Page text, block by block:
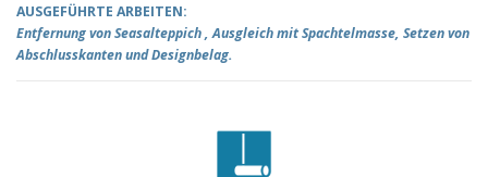
AUSGEFÜHRTE ARBEITEN:
Entfernung von Seasalteppich , Ausgleich mit Spachtelmasse, Setzen von
Abschlusskanten und Designbelag.